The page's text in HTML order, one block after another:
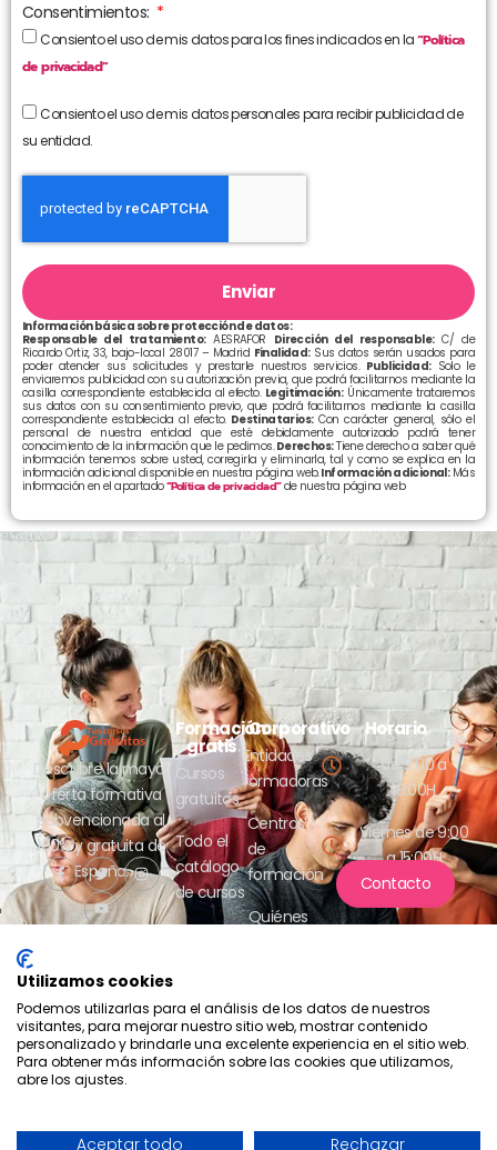
Consentimientos:
Consiento el uso de mis datos para los fines indicados en la“Política
de privacidad”
Consiento el uso de mis datos personales para recibir publicidad de
su entidad.
Enviar
Información básica sobre protección de datos:
Responsable del tratamiento:AESRAFOR Dirección del responsable:C/ de
Ricardo Ortiz, 33, bajo-local 28017 – Madrid Finalidad:Sus datos serán usados para
poder atender sus solicitudes y prestarle nuestros servicios. Publicidad:Solo le
enviaremos publicidad con su autorización previa, que podrá facilitarnos mediante la
casilla correspondiente establecida al efecto. Legitimación:Únicamente trataremos
sus datos con su consentimiento previo, que podrá facilitarnos mediante la casilla
correspondiente establecida al efecto.Destinatarios:Con carácter general, sólo el
personal de nuestra entidad que esté debidamente autorizado podrá tener
conocimiento de la información que le pedimos.Derechos:Tiene derecho a saber qué
información tenemos sobre usted, corregirla y eliminarla, tal y como se explica en la
información adicional disponible en nuestra página web.Información adicional:Más
información en el apartado“Política de privacidad”de nuestra página web
Descubre la mayor
oferta formativa
subvencionada al
100% y gratuita de
España.
Formación
gratis
Cursos
gratuitos
Todo el
catálogo
de cursos
Corporativo
Entidades
formadoras
Centros
de
formación
Quiénes
Horario
Lunes a jueves
de 9:00 a
18:00H
Viernes de 9:00
a 15:00H
Contacto
2026 - Tus cursos gratuitos
- Aesrafor S.L. Política de privacidad
Utilizamos cookies
Podemos utilizarlas para el análisis de los datos de nuestros
visitantes, para mejorar nuestro sitio web, mostrar contenido
personalizado y brindarle una excelente experiencia en el sitio web.
Para obtener más información sobre las cookies que utilizamos,
abre los ajustes.
Aceptar todo Rechazar